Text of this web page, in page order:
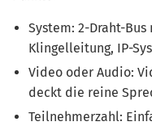
System: 2-Draht-
Klingelleitung, IP-
Video oder Audio:
deckt die reine
Teilnehmerzahl: